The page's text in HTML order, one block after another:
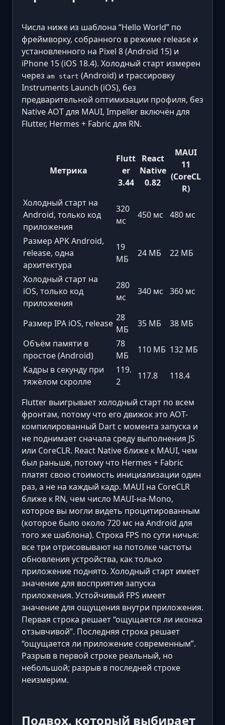
Числа ниже из шаблона “Hello World” по
фреймворку, собранного в режиме release и
установленного на Pixel 8 (Android 15) и
iPhone 15 (iOS 18.4). Холодный старт измерен
через am start (Android) и трассировку
Instruments Launch (iOS), без
предварительной оптимизации профиля, без
Native AOT для MAUI, Impeller включён для
Flutter, Hermes + Fabric для RN.
Метрика
Flutt
er
3.44
React
Native
0.82
MAUI
11
(CoreCL
R)
Холодный старт на
Android, только код
приложения
320
мс
450 мс 480 мс
Размер APK Android,
release, одна
архитектура
19
МБ
24 МБ 22 МБ
Холодный старт на
iOS, только код
приложения
280
мс
340 мс 360 мс
Размер IPA iOS, release
28
МБ
35 МБ
38 МБ
Объём памяти в
простое (Android)
78
МБ
110 МБ 132 МБ
Кадры в секунду при
тяжёлом скролле
119.
2
117.8 118.4
Flutter выигрывает холодный старт по всем
фронтам, потому что его движок это AOT-
компилированный Dart с момента запуска и
не поднимает сначала среду выполнения JS
или CoreCLR. React Native ближе к MAUI, чем
был раньше, потому что Hermes + Fabric
платят свою стоимость инициализации один
раз, а не на каждый кадр. MAUI на CoreCLR
ближе к RN, чем число MAUI-на-Mono,
которое вы могли видеть процитированным
(которое было около 720 мс на Android для
того же шаблона). Строка FPS по сути ничья:
все три отрисовывают на потолке частоты
обновления устройства, как только
приложение поднято. Холодный старт имеет
значение для восприятия запуска
приложения. Устойчивый FPS имеет
значение для ощущения внутри приложения.
Первая строка решает “ощущается ли иконка
отзывчивой”. Последняя строка решает
“ощущается ли приложение современным”.
Разрыв в первой строке реальный, но
небольшой; разрыв в последней строке
неизмерим.
Подвох, который выбирает